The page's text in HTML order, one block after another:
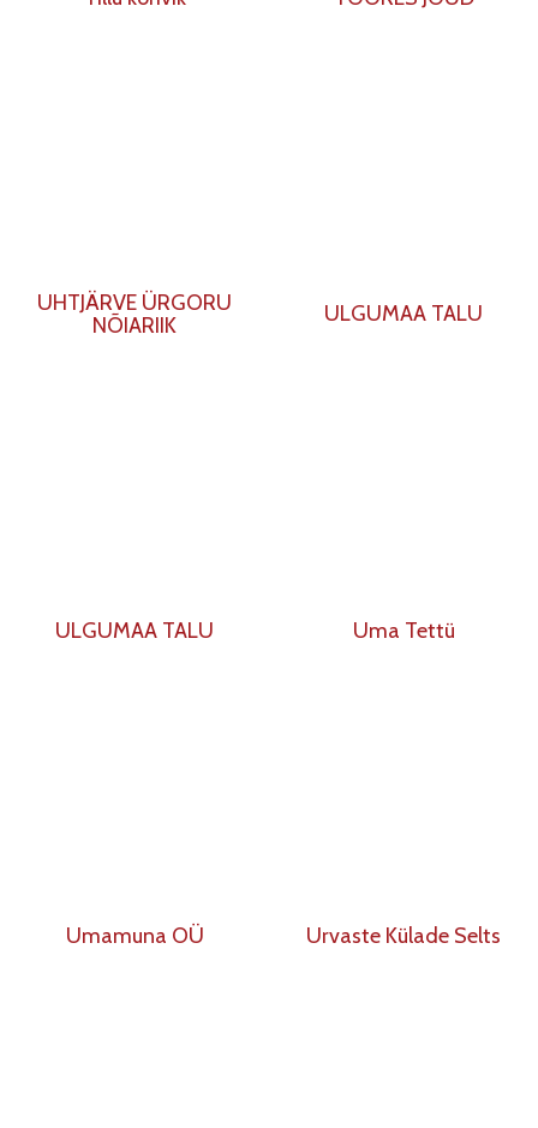
UHTJÄRVE ÜRGORU
NÕIARIIK
ULGUMAA TALU
ULGUMAA TALU Uma Tettü
Umamuna OÜ Urvaste Külade Selts